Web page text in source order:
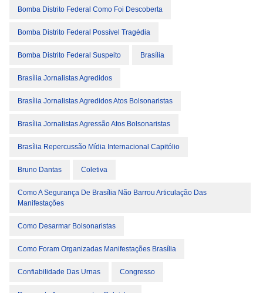
Bomba Distrito Federal Como Foi Descoberta
Bomba Distrito Federal Possível Tragédia
Bomba Distrito Federal Suspeito Brasília
Brasília Jornalistas Agredidos
Brasília Jornalistas Agredidos Atos Bolsonaristas
Brasília Jornalistas Agressão Atos Bolsonaristas
Brasília Repercussão Mídia Internacional Capitólio
Bruno Dantas Coletiva
Como A Segurança De Brasília Não Barrou Articulação Das
Manifestações
Como Desarmar Bolsonaristas
Como Foram Organizadas Manifestações Brasília
Confiabilidade Das Urnas Congresso